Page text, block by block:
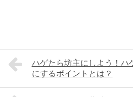
ハゲたら坊主にしよう！ハ
にするポイントとは？